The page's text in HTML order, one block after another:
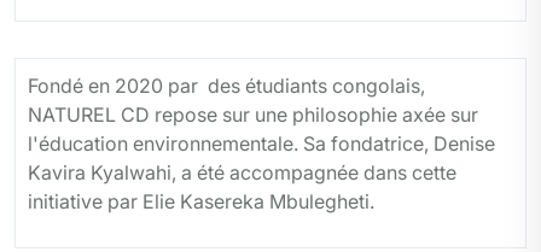
Fondé en 2020 par des étudiants congolais,
NATUREL CD repose sur une philosophie axée sur
l'éducation environnementale. Sa fondatrice, Denise
Kavira Kyalwahi, a été accompagnée dans cette
initiative par Elie Kasereka Mbulegheti.